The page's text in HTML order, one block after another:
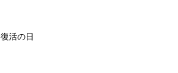
復活の日